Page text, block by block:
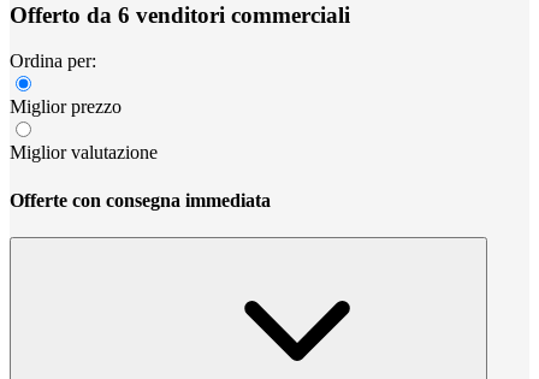
Offerto da 6 venditori commerciali
Ordina per:
Miglior prezzo
Miglior valutazione
Offerte con consegna immediata